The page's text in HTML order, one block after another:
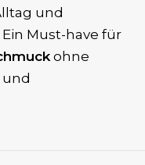
und
Must-have für
ohne